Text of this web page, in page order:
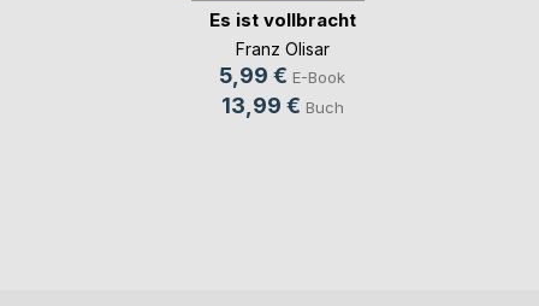
Es ist vollbracht
Franz Olisar
5,99 € E-Book
13,99 € Buch